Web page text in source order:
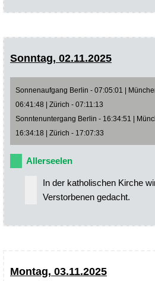
Sonntag, 02.11.2025
Sonnenaufgang Berlin - 07:05:01 |
06:41:48 | Zürich - 07:11:13
Sonntenuntergang Berlin - 16:34:51 |
16:34:18 | Zürich - 17:07:33
Allerseelen
In der katholischen Kirche
Verstorbenen gedacht.
Montag, 03.11.2025